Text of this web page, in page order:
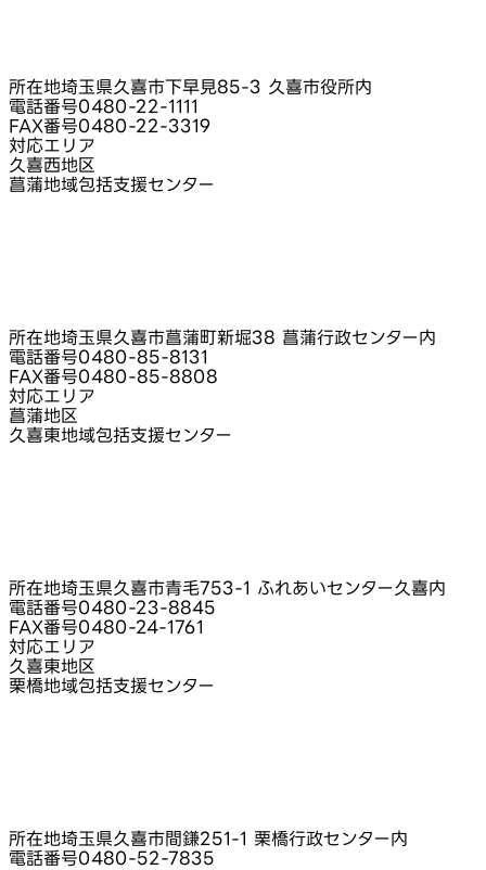
所在地埼玉県久喜市下早見85‑3 久喜市役所内
電話番号0480-22-1111
FAX番号0480-22-3319
対応エリア
久喜西地区
菖蒲地域包括支援センター
所在地埼玉県久喜市菖蒲町新堀38 菖蒲行政センター内
電話番号0480-85-8131
FAX番号0480-85-8808
対応エリア
菖蒲地区
久喜東地域包括支援センター
所在地埼玉県久喜市青毛753‑1 ふれあいセンター久喜内
電話番号0480-23-8845
FAX番号0480-24-1761
対応エリア
久喜東地区
栗橋地域包括支援センター
所在地埼玉県久喜市間鎌251‑1 栗橋行政センター内
電話番号0480-52-7835